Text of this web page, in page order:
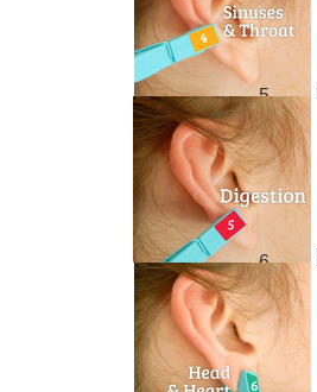
5.
6.